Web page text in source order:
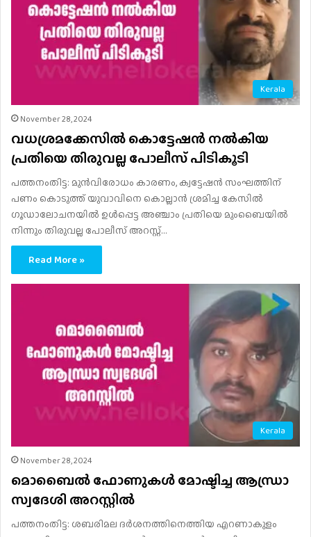
Kerala
November 28, 2024
വധശ്രമക്കേസിൽ കൊട്ടേഷൻ നൽകിയ
പ്രതിയെ തിരുവല്ല പോലീസ് പിടികൂടി
പത്തനംതിട്ട: മുൻവിരോധം കാരണം, ക്വട്ടേഷൻ സംഘത്തിന്
പണം കൊടുത്ത് യുവാവിനെ കൊല്ലാൻ ശ്രമിച്ച കേസിൽ
ഗൂഡാലോചനയിൽ ഉൾപ്പെട്ട അഞ്ചാം പ്രതിയെ മുംബൈയിൽ
നിന്നും തിരുവല്ല പോലീസ് അറസ്റ്റ്…
Read More »
Kerala
November 28, 2024
മൊബൈൽ ഫോണുകൾ മോഷ്ടിച്ച ആന്ധ്രാ
സ്വദേശി അറസ്റ്റിൽ
പത്തനംതിട്ട: ശബരിമല ദർശനത്തിനെത്തിയ എറണാകുളം